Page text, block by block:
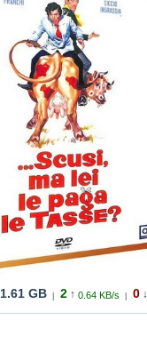
1.61 GB 2 ↑ 0.64 KB/s 0 ↓